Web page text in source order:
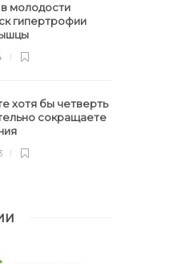
молодости
гипертрофии
хотя бы четверть
сокращаете